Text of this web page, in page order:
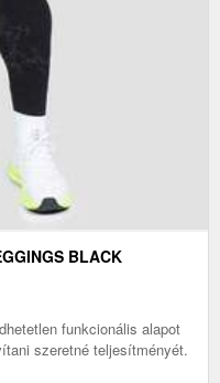
BLACK
funkcionális alapot
szeretné teljesítményét.